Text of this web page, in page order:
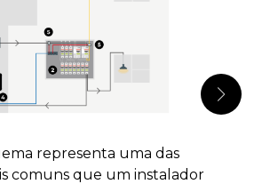
representa uma das
comuns que um instalador